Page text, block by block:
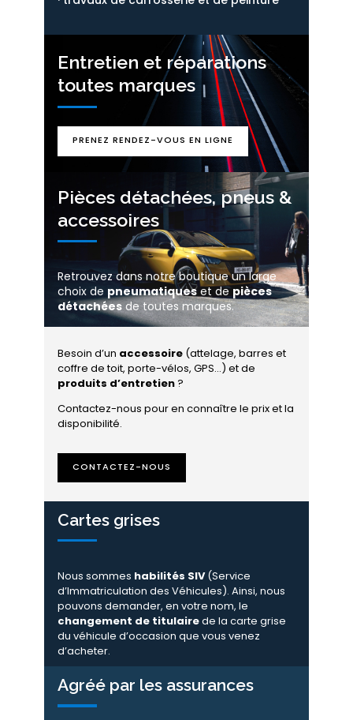
Entretien et réparations
toutes marques
PRENEZ RENDEZ-VOUS EN LIGNE
Pièces détachées, pneus &
accessoires
Retrouvez dans notre boutique un large
choix de pneumatiqueset depièces
détachéesde toutes marques.
Besoin d’un accessoire (attelage, barres et
coffre de toit, porte-vélos, GPS…) et de
produits d’entretien?
Contactez-nous pour en connaître le prix et la
disponibilité.
CONTACTEZ-NOUS
Cartes grises
Nous sommes habilités SIV(Service
d’Immatriculation des Véhicules). Ainsi, nous
pouvons demander, en votre nom, le
changement de titulairede la carte grise
du véhicule d’occasion que vous venez
d’acheter.
Agréé par les assurances